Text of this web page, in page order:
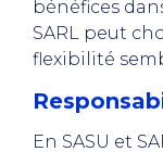
bénéfices
SARL peut
flexibilité
En SASU et